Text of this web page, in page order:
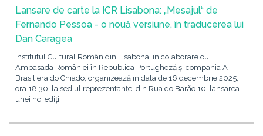
Lansare de carte la ICR Lisabona: „Mesajul“ de
Fernando Pessoa - o nouă versiune, în traducerea lui
Dan Caragea
Institutul Cultural Român din Lisabona, în colaborare cu
Ambasada României în Republica Portugheză și compania A
Brasiliera do Chiado, organizează în data de 16 decembrie 2025,
ora 18:30, la sediul reprezentanței din Rua do Barão 10, lansarea
unei noi ediții